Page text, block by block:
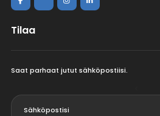
Tilaa
Saat parhaat jutut sähköpostiisi.